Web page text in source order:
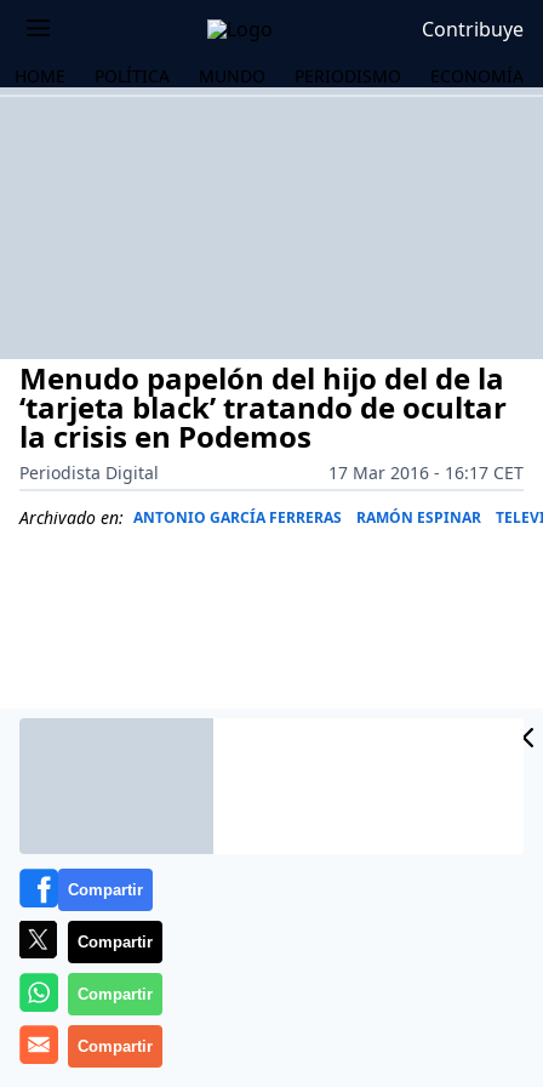
Contribuye
HOME POLÍTICA MUNDO PERIODISMO ECONOMÍA
Menudo papelón del hijo del de la
‘tarjeta black’ tratando de ocultar
la crisis en Podemos
Periodista Digital
17 Mar 2016 - 16:17 CET
Archivado en: ANTONIO GARCÍA FERRERAS RAMÓN ESPINAR
Más información
Compartir
Compartir
Compartir
Compartir